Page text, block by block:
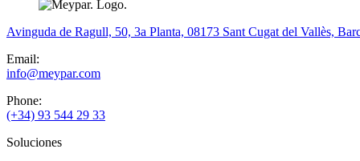
Avinguda de Ragull, 50, 3a Planta, 08173 Sant Cugat del Vallès,
Email:
info@meypar.com
Phone:
(+34) 93 544 29 33
Soluciones